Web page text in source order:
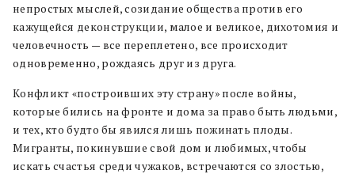
непростых мыслей, созидание общества против его
кажущейся деконструкции, малое и великое, дихотомия и
человечность — все переплетено, все происходит
одновременно, рождаясь друг из друга.
Конфликт «построивших эту страну» после войны,
которые бились на фронте и дома за право быть людьми,
и тех, кто будто бы явился лишь пожинать плоды.
Мигранты, покинувшие свой дом и любимых, чтобы
искать счастья среди чужаков, встречаются со злостью,